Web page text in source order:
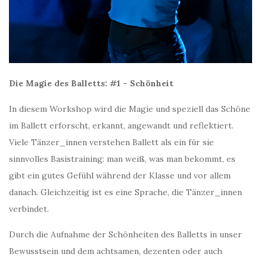
Die Magie des Balletts: #1 – Schönheit
In diesem Workshop wird die Magie und speziell das Schöne
im Ballett erforscht, erkannt, angewandt und reflektiert.
Viele Tänzer_innen verstehen Ballett als ein für sie
sinnvolles Basistraining: man weiß, was man bekommt, es
gibt ein gutes Gefühl während der Klasse und vor allem
danach. Gleichzeitig ist es eine Sprache, die Tänzer_innen
verbindet.
Durch die Aufnahme der Schönheiten des Balletts in unser
Bewusstsein und dem achtsamen, dezenten oder auch